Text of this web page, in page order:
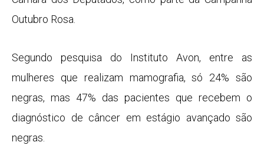
Outubro Rosa.
Segundo pesquisa do Instituto Avon, entre as
mulheres que realizam mamografia, só 24% são
negras, mas 47% das pacientes que recebem o
diagnóstico de câncer em estágio avançado são
negras.